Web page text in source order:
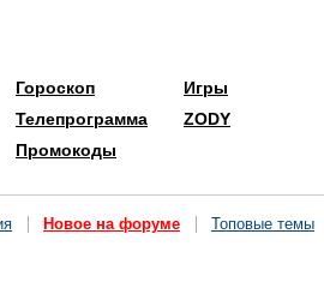
Гороскоп
Телепрограмма
Промокоды
Игры
ZODY
Новое на форуме Топовые темы